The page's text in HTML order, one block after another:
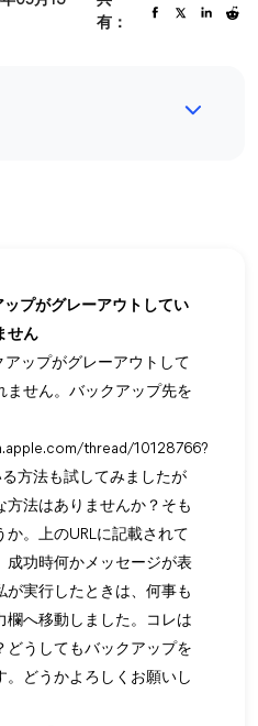
有：
ップがグレーアウトしてい
せん
ップがグレーアウトして
ません。バックアップ先を
thread/10128766?
方法も試してみましたが
方法はありませんか？そも
。上のURLに記載されて
成功時何かメッセージが表
が実行したときは、何事も
欄へ移動しました。コレは
どうしてもバックアップを
。どうかよろしくお願いし